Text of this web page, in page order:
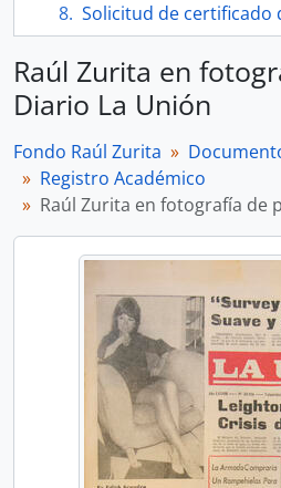
Solicitud de certificado de aprobación de
Raúl Zurita en
Diario La Unión
Fondo Raúl Zurita
Registro Académico
Raúl Zurita en fotografía de